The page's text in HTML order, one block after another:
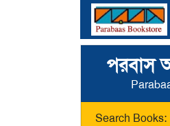
পরবাস
Search Books: